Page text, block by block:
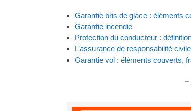
Garantie bris de glace : éléments
Garantie incendie
Protection du conducteur :
L’assurance de responsabilité
Garantie vol : éléments couverts,
–